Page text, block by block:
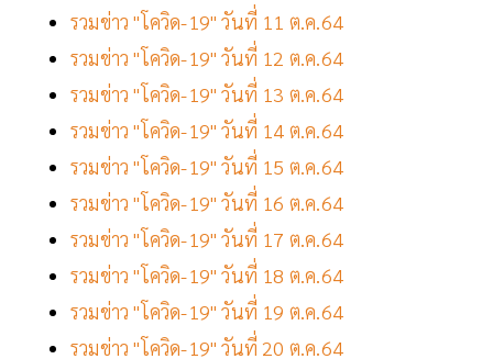
รวมข่าว "โควิด-19" วันที่ 11 ต.ค.64
รวมข่าว "โควิด-19" วันที่ 12 ต.ค.64
รวมข่าว "โควิด-19" วันที่ 13 ต.ค.64
รวมข่าว "โควิด-19" วันที่ 14 ต.ค.64
รวมข่าว "โควิด-19" วันที่ 15 ต.ค.64
รวมข่าว "โควิด-19" วันที่ 16 ต.ค.64
รวมข่าว "โควิด-19" วันที่ 17 ต.ค.64
รวมข่าว "โควิด-19" วันที่ 18 ต.ค.64
รวมข่าว "โควิด-19" วันที่ 19 ต.ค.64
รวมข่าว "โควิด-19" วันที่ 20 ต.ค.64